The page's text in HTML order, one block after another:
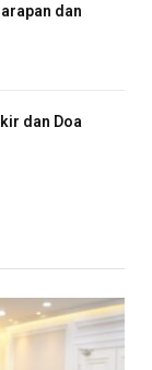
dan
dan Doa